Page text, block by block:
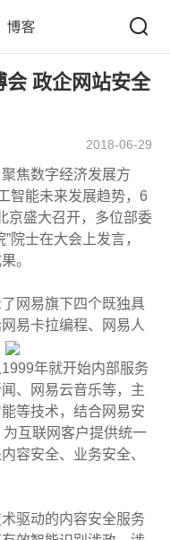
会 政企网站安全
2018-06-29
焦数字经济发展方
智能未来发展趋势，6
京盛大召开，多位部委
院士在大会上发言，
。
网易旗下四个既独具
易卡拉编程、网易人
年就开始内部服务
、网易云音乐等，主
等技术，结合网易安
互联网客户提供统一
容安全、业务安全、
驱动的内容安全服务